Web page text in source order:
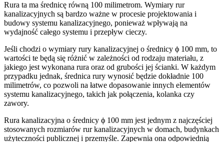
Rura ta ma średnicę równą 100 milimetrom. Wymiary rur
kanalizacyjnych są bardzo ważne w procesie projektowania i
budowy systemu kanalizacyjnego, ponieważ wpływają na
wydajność całego systemu i przepływ cieczy.
Jeśli chodzi o wymiary rury kanalizacyjnej o średnicy ϕ 100 mm, to
wartości te będą się różnić w zależności od rodzaju materiału, z
jakiego jest wykonana rura oraz od grubości jej ścianki. W każdym
przypadku jednak, średnica rury wynosić będzie dokładnie 100
milimetrów, co pozwoli na łatwe dopasowanie innych elementów
systemu kanalizacyjnego, takich jak połączenia, kolanka czy
zawory.
Rura kanalizacyjna o średnicy ϕ 100 mm jest jednym z najczęściej
stosowanych rozmiarów rur kanalizacyjnych w domach, budynkach
użyteczności publicznej i przemyśle. Zapewnia ona odpowiednią